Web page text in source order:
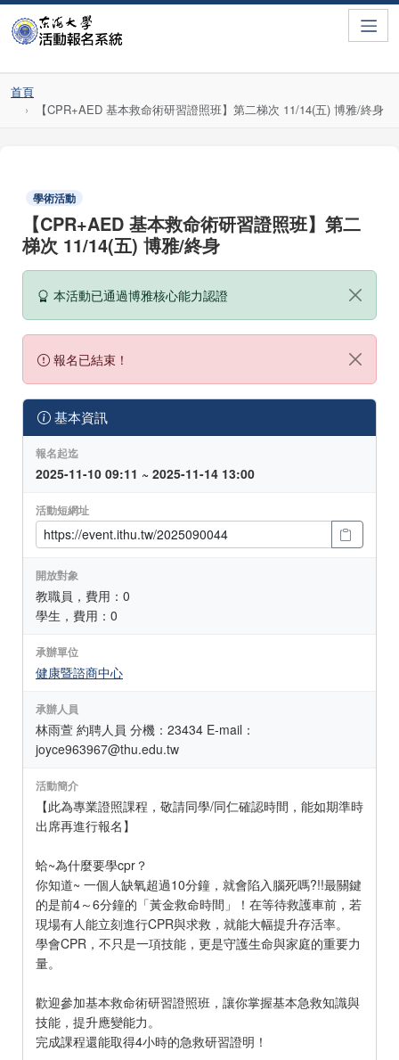
首頁
【CPR+AED 基本救命術研習證照班】第二梯次 11/14(五) 博雅/終身
學術活動
【CPR+AED 基本救命術研習證照班】第二
梯次 11/14(五) 博雅/終身
本活動已通過博雅核心能力認證
報名已結束！
基本資訊
報名起迄
2025-11-10 09:11 ~ 2025-11-14 13:00
活動短網址
開放對象
教職員，費用：0
學生，費用：0
承辦單位
健康暨諮商中心
承辦人員
林雨萱 約聘人員 分機：23434 E-mail：
joyce963967@thu.edu.tw
活動簡介
【此為專業證照課程，敬請同學/同仁確認時間，能如期準時
出席再進行報名】
蛤~為什麼要學cpr？
你知道~ 一個人缺氧超過10分鐘，就會陷入腦死嗎?!!最關鍵
的是前4～6分鐘的「黃金救命時間」！在等待救護車前，若
現場有人能立刻進行CPR與求救，就能大幅提升存活率。
學會CPR，不只是一項技能，更是守護生命與家庭的重要力
量。
歡迎參加基本救命術研習證照班，讓你掌握基本急救知識與
技能，提升應變能力。
完成課程還能取得4小時的急救研習證明！